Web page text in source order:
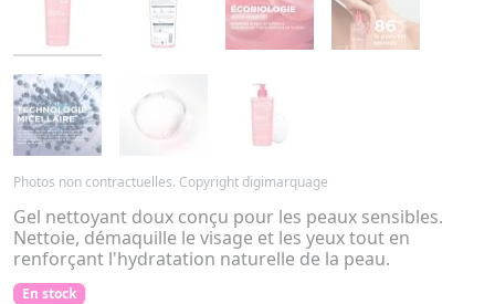
Photos non contractuelles. Copyright digimarquage
Gel nettoyant doux conçu pour les peaux sensibles.
Nettoie, démaquille le visage et les yeux tout en
renforçant l'hydratation naturelle de la peau.
En stock